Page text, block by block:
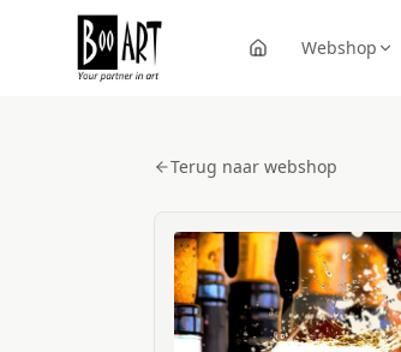
Webshop
Terug naar webshop